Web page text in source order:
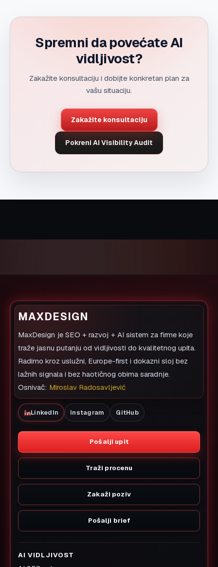
Spremni da povećate AI
vidljivost?
Zakažite konsultaciju i dobijte konkretan plan za
vašu situaciju.
Zakažite konsultaciju
Pokreni AI Visibility Audit
MAXDESIGN
MaxDesign je SEO + razvoj + AI sistem za firme koje
traže jasnu putanju od vidljivosti do kvalitetnog upita.
Radimo kroz uslužni, Europe-first i dokazni sloj bez
lažnih signala i bez haotičnog obima saradnje.
Osnivač: Miroslav Radosavljević
LinkedIn Instagram GitHub
Pošalji upit
Traži procenu
Zakaži poziv
Pošalji brief
AI VIDLJIVOST